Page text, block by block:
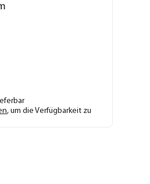
, um die Verfügbarkeit zu